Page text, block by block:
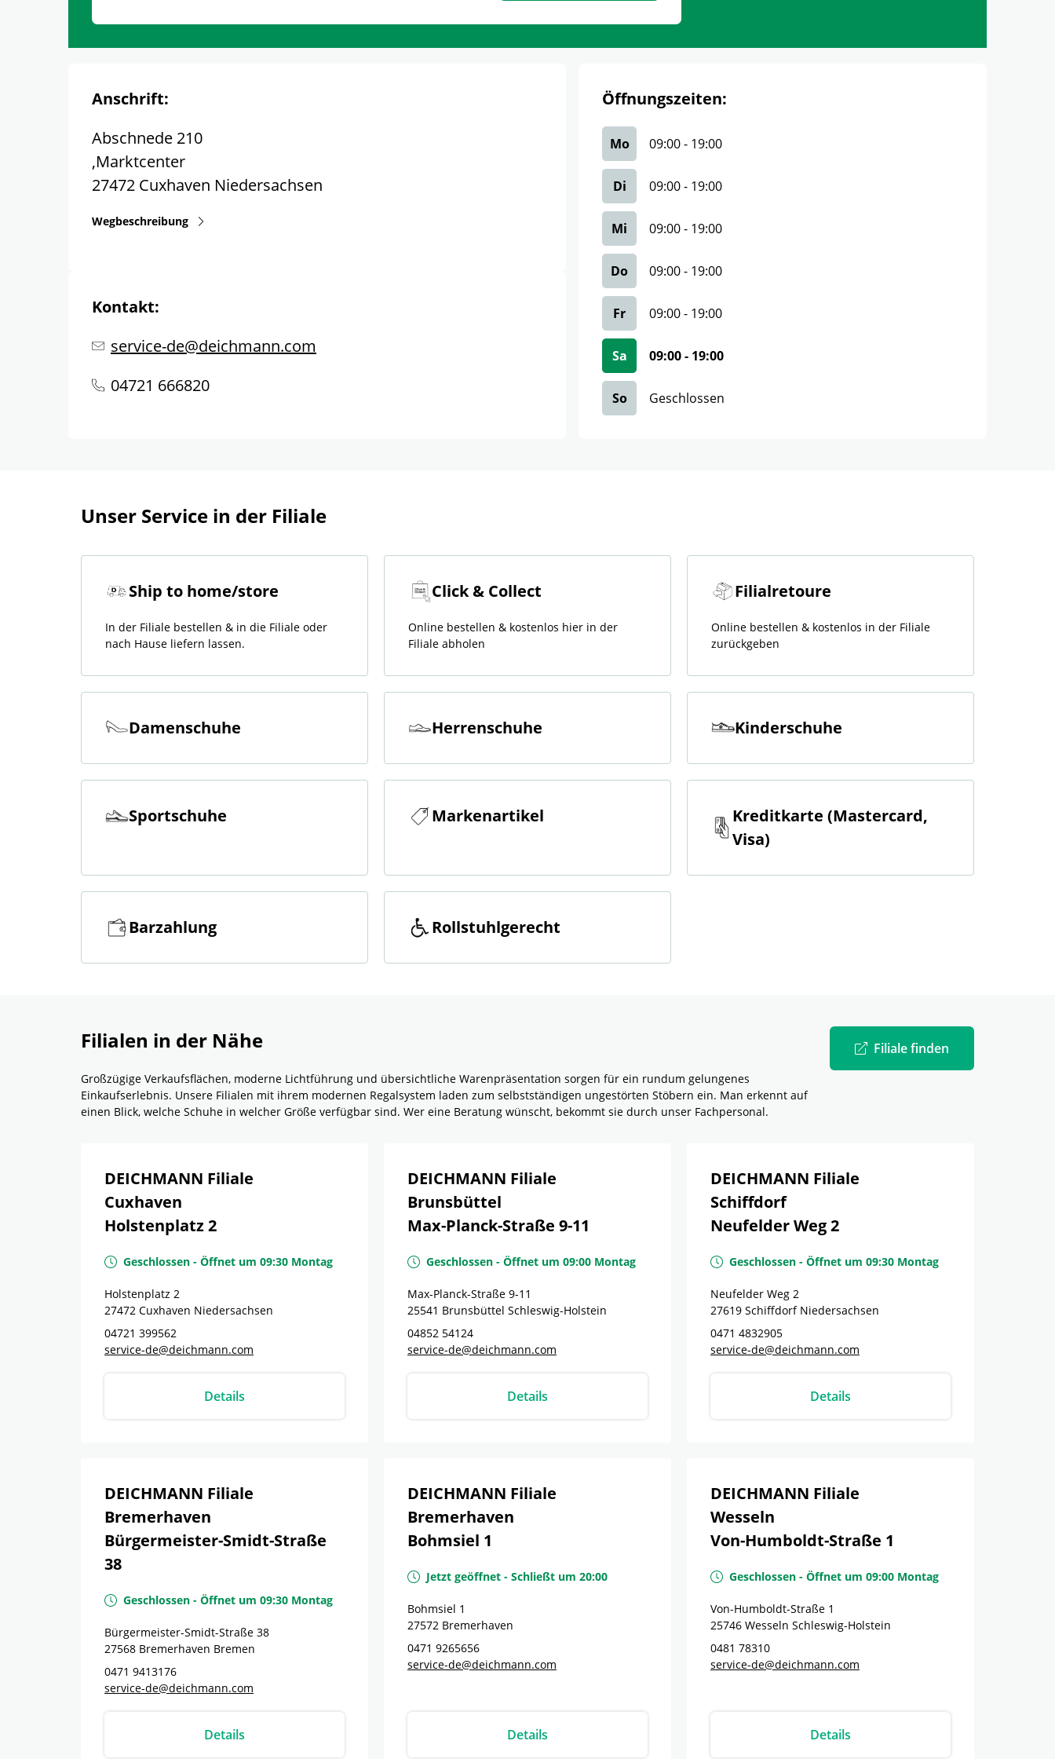
Anschrift:
Abschnede 210
,Marktcenter
27472 Cuxhaven Niedersachsen
Wegbeschreibung
Kontakt:
service-de@deichmann.com
04721 666820
Öffnungszeiten:
Mo 09:00- 19:00
Di 09:00- 19:00
Mi 09:00- 19:00
Do 09:00- 19:00
Fr 09:00- 19:00
Sa 09:00- 19:00
So Geschlossen
Unser Service in der Filiale
Ship to home/store
In der Filiale bestellen & in die Filiale oder
nach Hause liefern lassen.
Click & Collect
Online bestellen & kostenlos hier in der
Filiale abholen
Filialretoure
Online bestellen & kostenlos in der Filiale
zurückgeben
Damenschuhe Herrenschuhe Kinderschuhe
Sportschuhe Markenartikel
Kreditkarte (Mastercard,
Visa)
Barzahlung Rollstuhlgerecht
Filialen in der Nähe
Großzügige Verkaufsflächen, moderne Lichtführung und übersichtliche Warenpräsentation sorgen für ein rundum gelungenes
Einkaufserlebnis. Unsere Filialen mit ihrem modernen Regalsystem laden zum selbstständigen ungestörten Stöbern ein. Man erkennt auf
einen Blick, welche Schuhe in welcher Größe verfügbar sind. Wer eine Beratung wünscht, bekommt sie durch unser Fachpersonal.
Filiale finden
DEICHMANN Filiale
Cuxhaven
Holstenplatz 2
Geschlossen - Öffnet um 09:30 Montag
Holstenplatz 2
27472 Cuxhaven Niedersachsen
04721 399562
service-de@deichmann.com
Details
DEICHMANN Filiale
Brunsbüttel
Max-Planck-Straße 9-11
Geschlossen - Öffnet um 09:00 Montag
Max-Planck-Straße 9-11
25541 Brunsbüttel Schleswig-Holstein
04852 54124
service-de@deichmann.com
Details
DEICHMANN Filiale
Schiffdorf
Neufelder Weg 2
Geschlossen - Öffnet um 09:30 Montag
Neufelder Weg 2
27619 Schiffdorf Niedersachsen
0471 4832905
service-de@deichmann.com
Details
DEICHMANN Filiale
Bremerhaven
Bürgermeister-Smidt-Straße
38
Geschlossen - Öffnet um 09:30 Montag
Bürgermeister-Smidt-Straße 38
27568 Bremerhaven Bremen
0471 9413176
service-de@deichmann.com
Details
DEICHMANN Filiale
Bremerhaven
Bohmsiel 1
Jetzt geöffnet - Schließt um 20:00
Bohmsiel 1
27572 Bremerhaven
0471 9265656
service-de@deichmann.com
Details
DEICHMANN Filiale
Wesseln
Von-Humboldt-Straße 1
Geschlossen - Öffnet um 09:00 Montag
Von-Humboldt-Straße 1
25746 Wesseln Schleswig-Holstein
0481 78310
service-de@deichmann.com
Details